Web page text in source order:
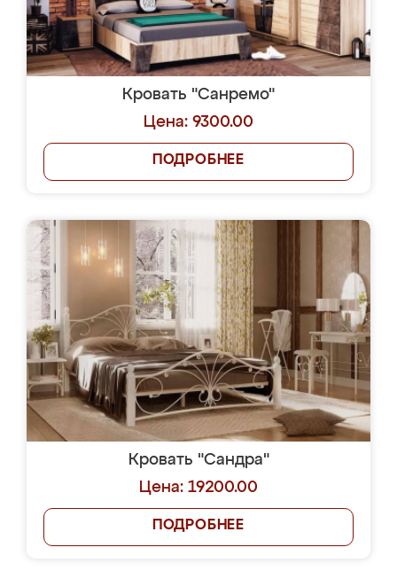
Кровать "Санремо"
Цена: 9300.00
ПОДРОБНЕЕ
Кровать "Сандра"
Цена: 19200.00
ПОДРОБНЕЕ